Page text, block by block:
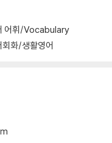
어휘/Vocabulary
회화/생활영어